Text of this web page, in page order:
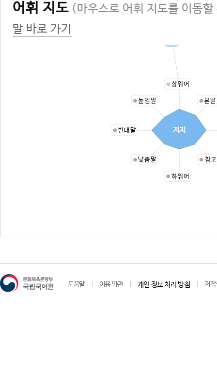
어휘 지도 (마우스로 어휘 지도를 이동
말 바로 가기
상위어
본
참
하위어
낮춤말
반대말
높임말
저지
도움말 이용 약관 개인 정보 처리 방침 저